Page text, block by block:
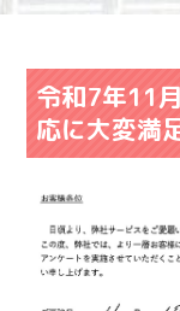
令和7年11
応に大変満